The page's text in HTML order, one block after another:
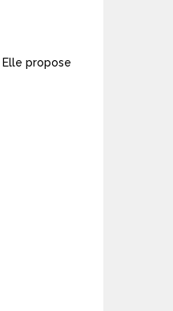
propose